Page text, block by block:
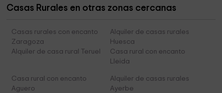
Casas Rurales en otras zonas cercanas
Casas rurales con encanto
Zaragoza
Alquiler de casas rurales
Huesca
Alquiler de casa rural Teruel
Casa rural con encanto
Lleida
Casa rural con encanto
Aguero
Alquiler de casas rurales
Ayerbe